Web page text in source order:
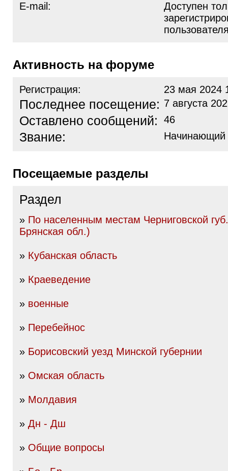
E-mail:
Доступен
Активность на форуме
Регистрация: 23 мая 2024
Последнее посещение: 7 августа
Оставлено сообщений: 46
Звание: Начинающий
Посещаемые разделы
Раздел
» По населенным местам Черниговской
Брянская обл.)
» Кубанская область
» Краеведение
» военные
» Перебейнос
» Борисовский уезд Минской губернии
» Омская область
» Молдавия
» Дн - Дш
» Общие вопросы